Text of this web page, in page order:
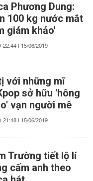
Phương Dung:
100 kg nước mắt
giám khảo'
22:44 | 15/06/2019
với những mĩ
sở hữu 'hông
vạn người mê
21:48 | 15/06/2019
Trường tiết lộ lí
cấm anh theo